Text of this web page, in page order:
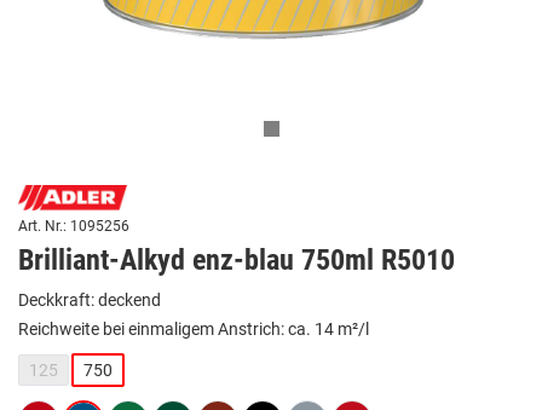
Art. Nr.: 1095256
Brilliant-Alkyd enz-blau 750ml R5010
Deckkraft: deckend
Reichweite bei einmaligem Anstrich: ca. 14 m²/l
125 750